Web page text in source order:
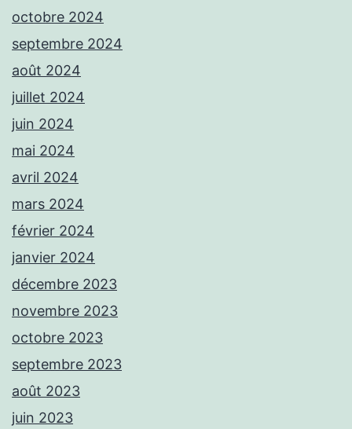
octobre 2024
septembre 2024
août 2024
juillet 2024
juin 2024
mai 2024
avril 2024
mars 2024
février 2024
janvier 2024
décembre 2023
novembre 2023
octobre 2023
septembre 2023
août 2023
juin 2023